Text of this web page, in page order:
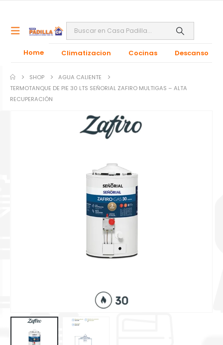
Home Climatizacion Cocinas Descanso
SHOP
AGUA CALIENTE
TERMOTANQUE DE PIE 30 LTS SEÑORIAL ZAFIRO MULTIGAS – ALTA
RECUPERACIÓN